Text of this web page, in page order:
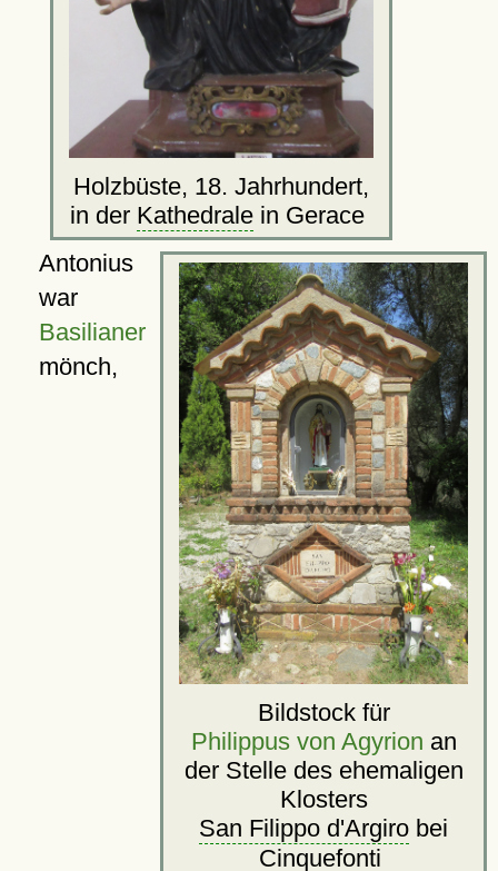
Holzbüste, 18. Jahrhundert,
in der Kathedrale in Gerace
Bildstock für
Philippus von Agyrion an
der Stelle des ehemaligen
Klosters
San Filippo d'Argiro bei
Cinquefonti
Antonius
war
Basilianer
mönch,